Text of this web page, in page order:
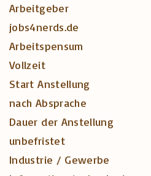
Arbeitgeber
jobs4nerds.de
Arbeitspensum
Vollzeit
Start Anstellung
nach Absprache
Dauer der Anstellung
unbefristet
Industrie / Gewerbe